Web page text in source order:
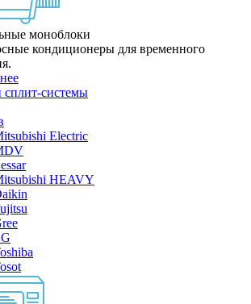
моноблоки
кондиционеры для временного
сплит-системы
Electric
HEAVY